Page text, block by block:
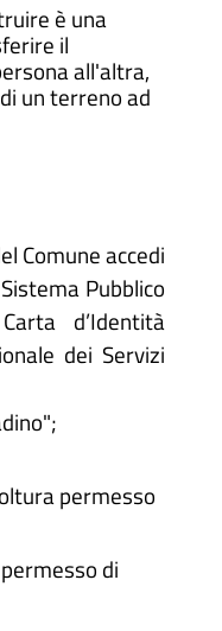
è una
il
all'altra,
un terreno ad
Comune accedi
Pubblico
d’Identità
dei Servizi
permesso
di